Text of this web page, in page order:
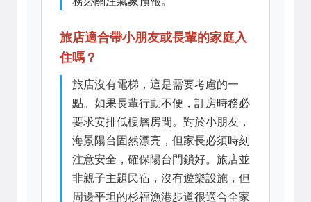
旅店適合帶小朋友或長輩的家庭入
住嗎？
旅店沒有電梯，這是需要考慮的一
點。如果長輩行動不便，訂房時務必
要求安排低樓層房間。對於小朋友，
海景陽台固然漂亮，但家長必須時刻
注意安全，確保陽台門鎖好。旅店並
非親子主題民宿，沒有遊樂設施，但
周邊平坦的杉福漁港步道很適合全家